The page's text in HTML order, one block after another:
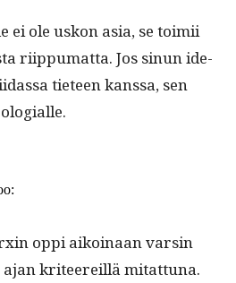
ei ole uskon asia, se toimii
riip­pumat­ta. Jos sin­un ide­
tieteen kanssa, sen
oppi aikoinaan varsin
kri­teereil­lä mitat­tuna.